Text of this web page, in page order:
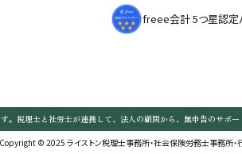
freee会計 5つ星認定
。税理士と社労士が連携して、法人の顧問から、無申告のサポ
© 2025 ライストン税理士事務所・社会保険労務士事務所